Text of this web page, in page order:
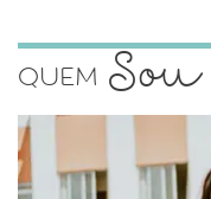
Quem Sou